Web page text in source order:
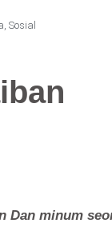
, Sosial
Dan minum